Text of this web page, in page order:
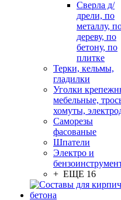
Сверла д/
дрели, по
металлу,
дереву, по
бетону, по
плитке
Терки, кельмы,
гладилки
Уголки
мебельные,
хомуты,
Саморезы
фасованые
Шпатели
Электро и
+ ЕЩЕ 16